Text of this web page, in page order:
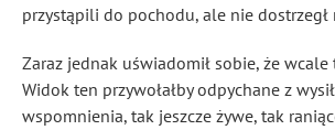
przystąpili do pochodu, ale nie dostrzegł
Zaraz jednak uświadomił sobie, że wcale
Widok ten przywołałby odpychane z
wspomnienia, tak jeszcze żywe, tak